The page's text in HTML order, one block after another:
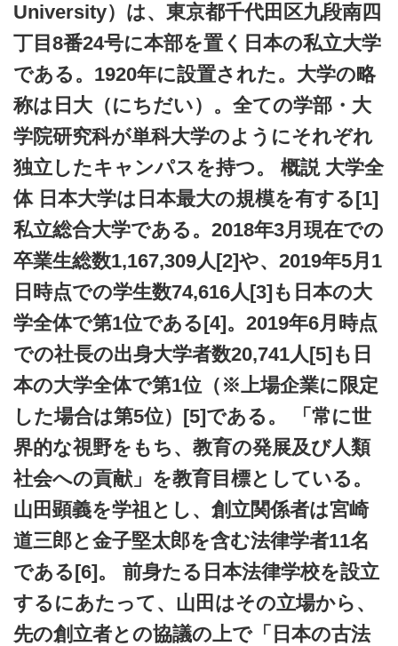
University）は、東京都千代田区九段南四
丁目8番24号に本部を置く日本の私立大学
である。1920年に設置された。大学の略
称は日大（にちだい）。全ての学部・大
学院研究科が単科大学のようにそれぞれ
独立したキャンパスを持つ。 概説 大学全
体 日本大学は日本最大の規模を有する[1]
私立総合大学である。2018年3月現在での
卒業生総数1,167,309人[2]や、2019年5月1
日時点での学生数74,616人[3]も日本の大
学全体で第1位である[4]。2019年6月時点
での社長の出身大学者数20,741人[5]も日
本の大学全体で第1位（※上場企業に限定
した場合は第5位）[5]である。 「常に世
界的な視野をもち、教育の発展及び人類
社会への貢献」を教育目標としている。
山田顕義を学祖とし、創立関係者は宮崎
道三郎と金子堅太郎を含む法律学者11名
である[6]。 前身たる日本法律学校を設立
するにあたって、山田はその立場から、
先の創立者との協議の上で「日本の古法